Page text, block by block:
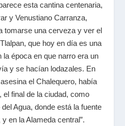
esta cantina centenaria,
y Venustiano Carranza,
tomarse una cerveza y ver el
que hoy en día es una
época en que narro era un
y se hacían lodazales. En
el Chalequero, había
el final de la ciudad, como
Agua, donde está la fuente
en la Alameda central”.